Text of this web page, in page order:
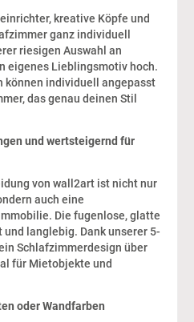
kreative Köpfe und
ganz individuell
riesigen Auswahl an
eigenes Lieblingsmotiv hoch.
können individuell angepasst
das genau deinen Stil
und wertsteigernd für
von wall2art ist nicht nur
auch eine
Die fugenlose, glatte
langlebig. Dank unserer 5-
Schlafzimmerdesign über
für Mietobjekte und
oder Wandfarben